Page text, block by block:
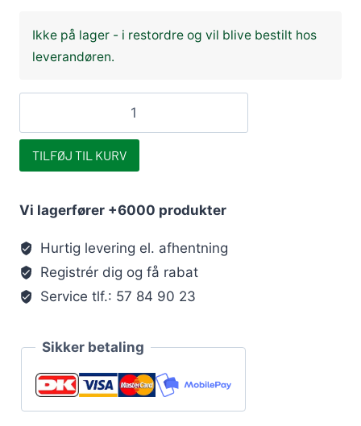
Ikke på lager - i restordre og vil blive bestilt hos
leverandøren.
PE-
rør
mm
x
¾"
PN16
TILFØJ TIL KURV
Vi lagerfører +6000 produkter
Hurtig levering el. afhentning
Registrér dig og få rabat
Service tlf.: 57 84 90 23
Sikker betaling